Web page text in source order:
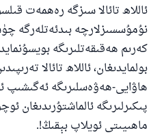
ئاللاھ تائالا سىزگە رەھمەت
نۇمۇسسىزلارچە بىدئەتلەرگە
كەرىم ھەقىقەتلىرىگە
بولمايدىغان، ئاللاھ تائالا
ھاۋايى-ھەۋەسلىرىگە ئەگىشىپ
پىكىرلىرىگە ئالماشتۇرىدىغان
ماھىيىتى ئويلاپ بېقىڭ!.